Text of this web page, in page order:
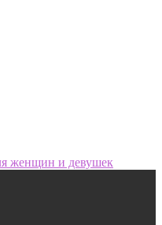
женщин и девушек